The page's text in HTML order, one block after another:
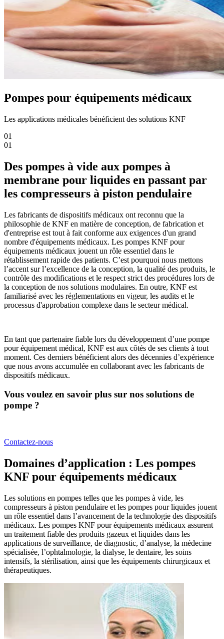
Pompes pour équipements médicaux
Les applications médicales bénéficient des solutions KNF
01
01
Des pompes à vide aux pompes à
membrane pour liquides en passant par
les compresseurs à piston pendulaire
Les fabricants de dispositifs médicaux ont reconnu que la
philosophie de KNF en matière de conception, de fabrication et
d'entreprise est tout à fait conforme aux exigences d'un grand
nombre d'équipements médicaux. Les pompes KNF pour
équipements médicaux jouent un rôle essentiel dans le
rétablissement rapide des patients. C’est pourquoi nous mettons
l’accent sur l’excellence de la conception, la qualité des produits, le
contrôle des modifications et le respect strict des procédures lors de
la conception de nos solutions modulaires. En outre, KNF est
familiarisé avec les réglementations en vigeur, les audits et le
processus d'approbation complexe dans le secteur médical.
En tant que partenaire fiable lors du développement d’une pompe
pour équipement médical, KNF est aux côtés de ses clients à tout
moment. Ces derniers bénéficient alors des décennies d’expérience
que nous avons accumulée en collaborant avec les fabricants de
dispositifs médicaux.
Vous voulez en savoir plus sur nos solutions de
pompe ?
Contactez-nous
Domaines d’application : Les pompes
KNF pour équipements médicaux
Les solutions en pompes telles que les pompes à vide, les
compresseurs à piston pendulaire et les pompes pour liquides jouent
un rôle essentiel dans l’avancement de la technologie des dispositifs
médicaux. Les pompes KNF pour équipements médicaux assurent
un traitement fiable des produits gazeux et liquides dans les
applications de surveillance, de diagnostic, d’analyse, la médecine
spécialisée, l’ophtalmologie, la dialyse, le dentaire, les soins
intensifs, la stérilisation, ainsi que les équipements chirurgicaux et
thérapeutiques.